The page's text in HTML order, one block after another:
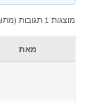
מוצגות 1 תגובות (מתוך 1 סה״כ)
מאת